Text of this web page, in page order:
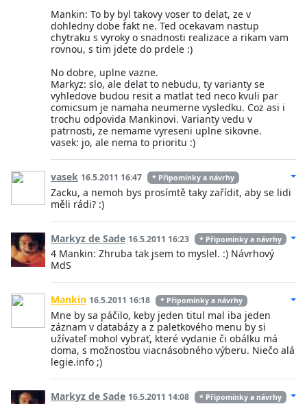
Mankin: To by byl takovy voser to delat, ze v
dohledny dobe fakt ne. Ted ocekavam nastup
chytraku s vyroky o snadnosti realizace a rikam vam
rovnou, s tim jdete do prdele :)
No dobre, uplne vazne.
Markyz: slo, ale delat to nebudu, ty varianty se
vyhledove budou resit a matlat ted neco kvuli par
comicsum je namaha neumerne vysledku. Coz asi i
trochu odpovida Mankinovi. Varianty vedu v
patrnosti, ze nemame vyreseni uplne sikovne.
vasek: jo, ale nema to prioritu :)
vasek 16.5.2011 16:47 * Připomínky a návrhy
Zacku, a nemoh bys prosímtě taky zařídit, aby se lidi
měli rádi? :)
Markyz de Sade 16.5.2011 16:23 * Připomínky a návrhy
4 Mankin: Zhruba tak jsem to myslel. :) Návrhový
MdS
Mankin 16.5.2011 16:18 * Připomínky a návrhy
Mne by sa páčilo, keby jeden titul mal iba jeden
záznam v databázy a z paletkového menu by si
užívateľ mohol vybrať, které vydanie či obálku má
doma, s možnosťou viacnásobného výberu. Niečo alá
legie.info ;)
Markyz de Sade 16.5.2011 14:08 * Připomínky a návrhy